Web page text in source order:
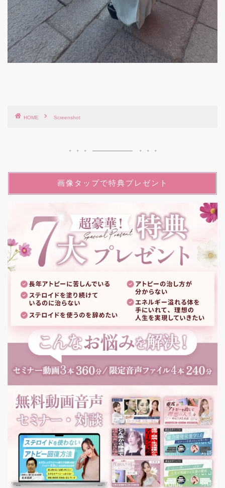
HOME Screenshot
画像タップで特典プレゼント